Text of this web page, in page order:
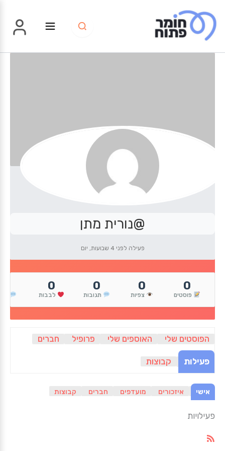
לתוכן
@נורית מתן
פעילה לפני 4 שבועות, יום
0
פוסטים
0
צפיות
0
תגובות
0
לבבות
הפוסטים שלי האוספים שלי פרופיל חברים
פעילות קבוצות
אישי איזכורים מועדפים חברים קבוצות
פעילויות